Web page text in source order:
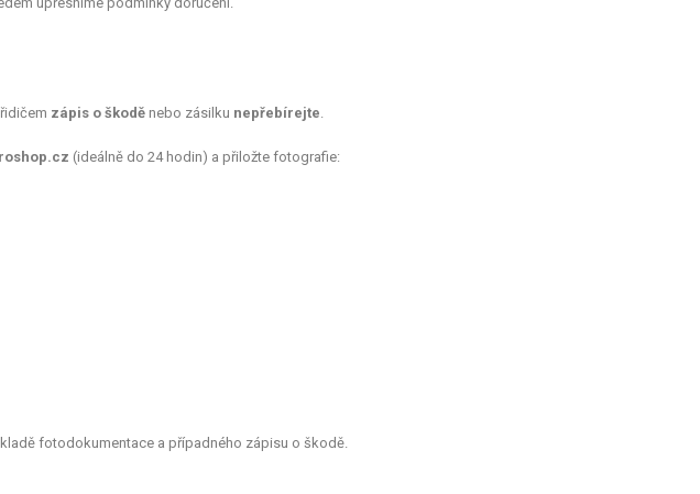
zápis o škodě nebo zásilku nepřebírejte.
(ideálně do 24 hodin) a přiložte fotografie:
fotodokumentace a případného zápisu o škodě.